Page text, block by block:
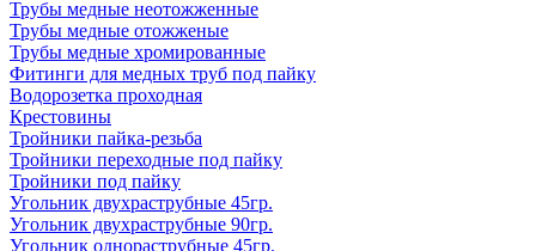
Трубы медные неотожженные
Трубы медные отожженые
Трубы медные хромированные
Фитинги для медных труб под пайку
Водорозетка проходная
Крестовины
Тройники пайка-резьба
Тройники переходные под пайку
Тройники под пайку
Угольник двухраструбные 45гр.
Угольник двухраструбные 90гр.
Угольник однораструбные 45гр.